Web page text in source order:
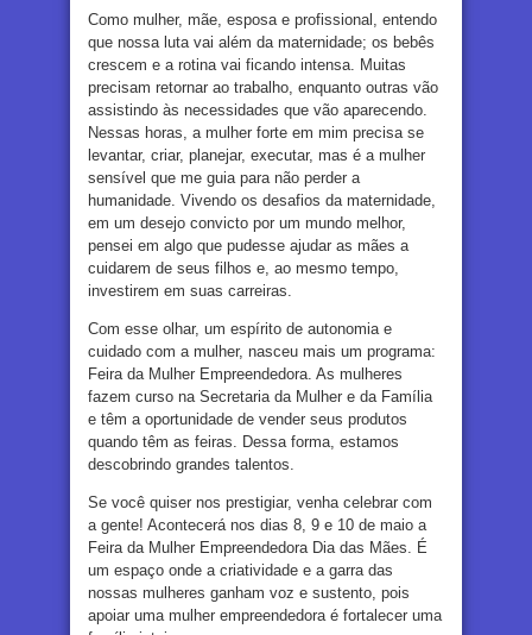
Como mulher, mãe, esposa e profissional, entendo
que nossa luta vai além da maternidade; os bebês
crescem e a rotina vai ficando intensa. Muitas
precisam retornar ao trabalho, enquanto outras vão
assistindo às necessidades que vão aparecendo.
Nessas horas, a mulher forte em mim precisa se
levantar, criar, planejar, executar, mas é a mulher
sensível que me guia para não perder a
humanidade. Vivendo os desafios da maternidade,
em um desejo convicto por um mundo melhor,
pensei em algo que pudesse ajudar as mães a
cuidarem de seus filhos e, ao mesmo tempo,
investirem em suas carreiras.
Com esse olhar, um espírito de autonomia e
cuidado com a mulher, nasceu mais um programa:
Feira da Mulher Empreendedora. As mulheres
fazem curso na Secretaria da Mulher e da Família
e têm a oportunidade de vender seus produtos
quando têm as feiras. Dessa forma, estamos
descobrindo grandes talentos.
Se você quiser nos prestigiar, venha celebrar com
a gente! Acontecerá nos dias 8, 9 e 10 de maio a
Feira da Mulher Empreendedora Dia das Mães. É
um espaço onde a criatividade e a garra das
nossas mulheres ganham voz e sustento, pois
apoiar uma mulher empreendedora é fortalecer uma